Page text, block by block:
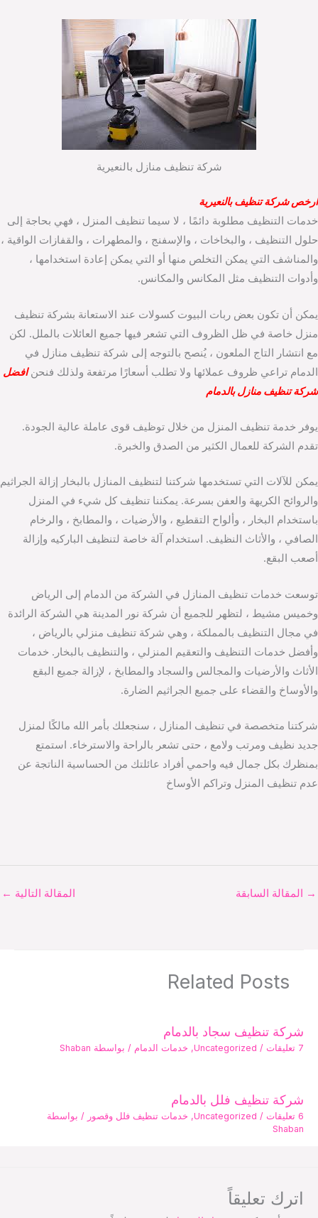
شركة تنظيف منازل بالنعيرية
ارخص شركة تنظيف بالنعيرية
خدمات التنظيف مطلوبة دائمًا ، لا سيما تنظيف المنزل ، فهي بحاجة إلى
حلول التنظيف ، والبخاخات ، والإسفنج ، والمطهرات ، والقفازات الواقية ،
والمناشف التي يمكن التخلص منها أو التي يمكن إعادة استخدامها ،
وأدوات التنظيف مثل المكانس والمكانس.
يمكن أن تكون بعض ربات البيوت كسولات عند الاستعانة بشركة تنظيف
منزل خاصة في ظل الظروف التي تشعر فيها جميع العائلات بالملل. لكن
مع انتشار التاج الملعون ، يُنصح بالتوجه إلى شركة تنظيف منازل في
الدمام تراعي ظروف عملائها ولا تطلب أسعارًا مرتفعة ولذلك فنحنافضل
شركة تنظيف منازل بالدمام
يوفر خدمة تنظيف المنزل من خلال توظيف قوى عاملة عالية الجودة.
تقدم الشركة للعمال الكثير من الصدق والخبرة.
يمكن للآلات التي تستخدمها شركتنا لتنظيف المنازل بالبخار إزالة الجراثيم
والروائح الكريهة والعفن بسرعة. يمكننا تنظيف كل شيء في المنزل
باستخدام البخار ، وألواح التقطيع ، والأرضيات ، والمطابخ ، والرخام
الصافي ، والأثاث النظيف. استخدام آلة خاصة لتنظيف الباركيه وإزالة
أصعب البقع.
توسعت خدمات تنظيف المنازل في الشركة من الدمام إلى الرياض
وخميس مشيط ، لتظهر للجميع أن شركة نور المدينة هي الشركة الرائدة
في مجال التنظيف بالمملكة ، وهي شركة تنظيف منزلي بالرياض ،
وأفضل خدمات التنظيف والتعقيم المنزلي ، والتنظيف بالبخار. خدمات
الأثاث والأرضيات والمجالس والسجاد والمطابخ ، لإزالة جميع البقع
والأوساخ والقضاء على جميع الجراثيم الضارة.
شركتنا متخصصة في تنظيف المنازل ، سنجعلك بأمر الله مالكًا لمنزل
جديد نظيف ومرتب ولامع ، حتى تشعر بالراحة والاسترخاء. استمتع
بمنظرك بكل جمال فيه واحمي أفراد عائلتك من الحساسية الناتجة عن
عدم تنظيف المنزل وتراكم الأوساخ
→ المقالة السابقة المقالة التالية ←
Related Posts
شركة تنظيف سجاد بالدمام
7 تعليقات /
Uncategorized
, خدمات الدمام / بواسطة Shaban
شركة تنظيف فلل بالدمام
6 تعليقات /
Uncategorized
, خدمات تنظيف فلل وقصور / بواسطة
Shaban
اترك تعليقاً